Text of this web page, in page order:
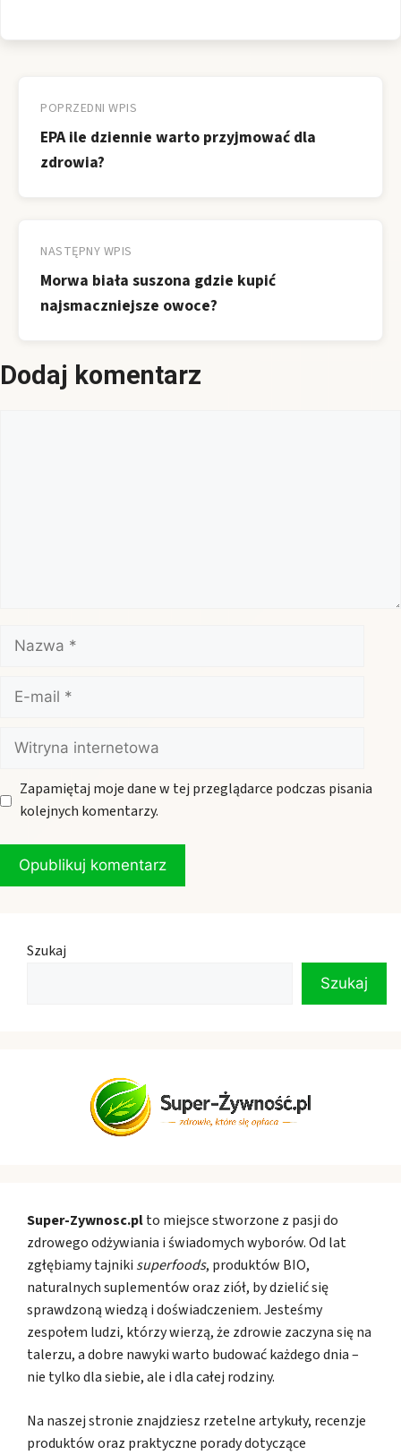
wpisu
POPRZEDNI WPIS
EPA ile dziennie warto przyjmować dla
zdrowia?
NASTĘPNY WPIS
Morwa biała suszona gdzie kupić
najsmaczniejsze owoce?
Dodaj komentarz
Nazwa
mail
Witryna
internetowa
Zapamiętaj moje dane w tej przeglądarce podczas pisania
kolejnych komentarzy.
Szukaj
Szukaj
Super-Zywnosc.plto miejsce stworzone z pasji do
zdrowego odżywiania i świadomych wyborów. Od lat
zgłębiamy tajniki superfoods, produktów BIO,
naturalnych suplementów oraz ziół, by dzielić się
sprawdzoną wiedzą i doświadczeniem. Jesteśmy
zespołem ludzi, którzy wierzą, że zdrowie zaczyna się na
talerzu, a dobre nawyki warto budować każdego dnia –
nie tylko dla siebie, ale i dla całej rodziny.
Na naszej stronie znajdziesz rzetelne artykuły, recenzje
produktów oraz praktyczne porady dotyczące